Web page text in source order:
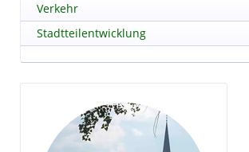
Verkehr
Stadtteilentwicklung